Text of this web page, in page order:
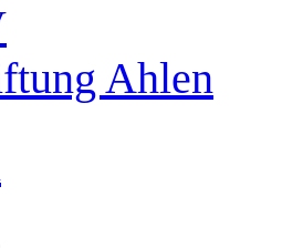
Ahlen